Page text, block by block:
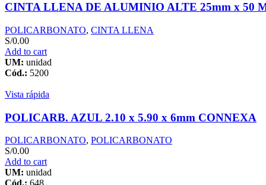
CINTA LLENA DE ALUMINIO ALTE 25mm x 50
POLICARBONATO, CINTA LLENA
S/0.00
Add to cart
UM: unidad
Cód.: 5200
Vista rápida
POLICARB. AZUL 2.10 x 5.90 x 6mm CONNEXA
POLICARBONATO, POLICARBONATO
S/0.00
Add to cart
UM: unidad